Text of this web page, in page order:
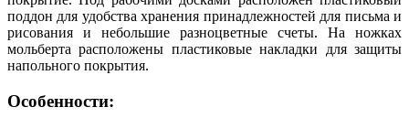
поддон для удобства хранения принадлежностей для письма и
рисования и небольшие разноцветные счеты. На ножках
мольберта расположены пластиковые накладки для защиты
напольного покрытия.
Особенности: